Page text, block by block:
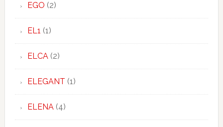
EGO (2)
EL1 (1)
ELCA(2)
ELEGANT (1)
ELENA(4)